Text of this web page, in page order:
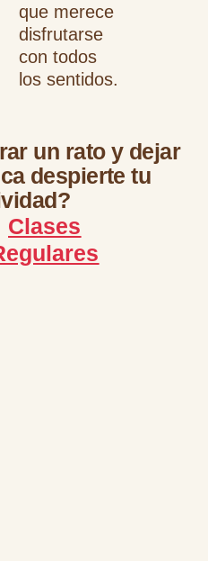
que merece
disfrutarse
con todos
los sentidos.
un rato y dejar
despierte tu
Clases